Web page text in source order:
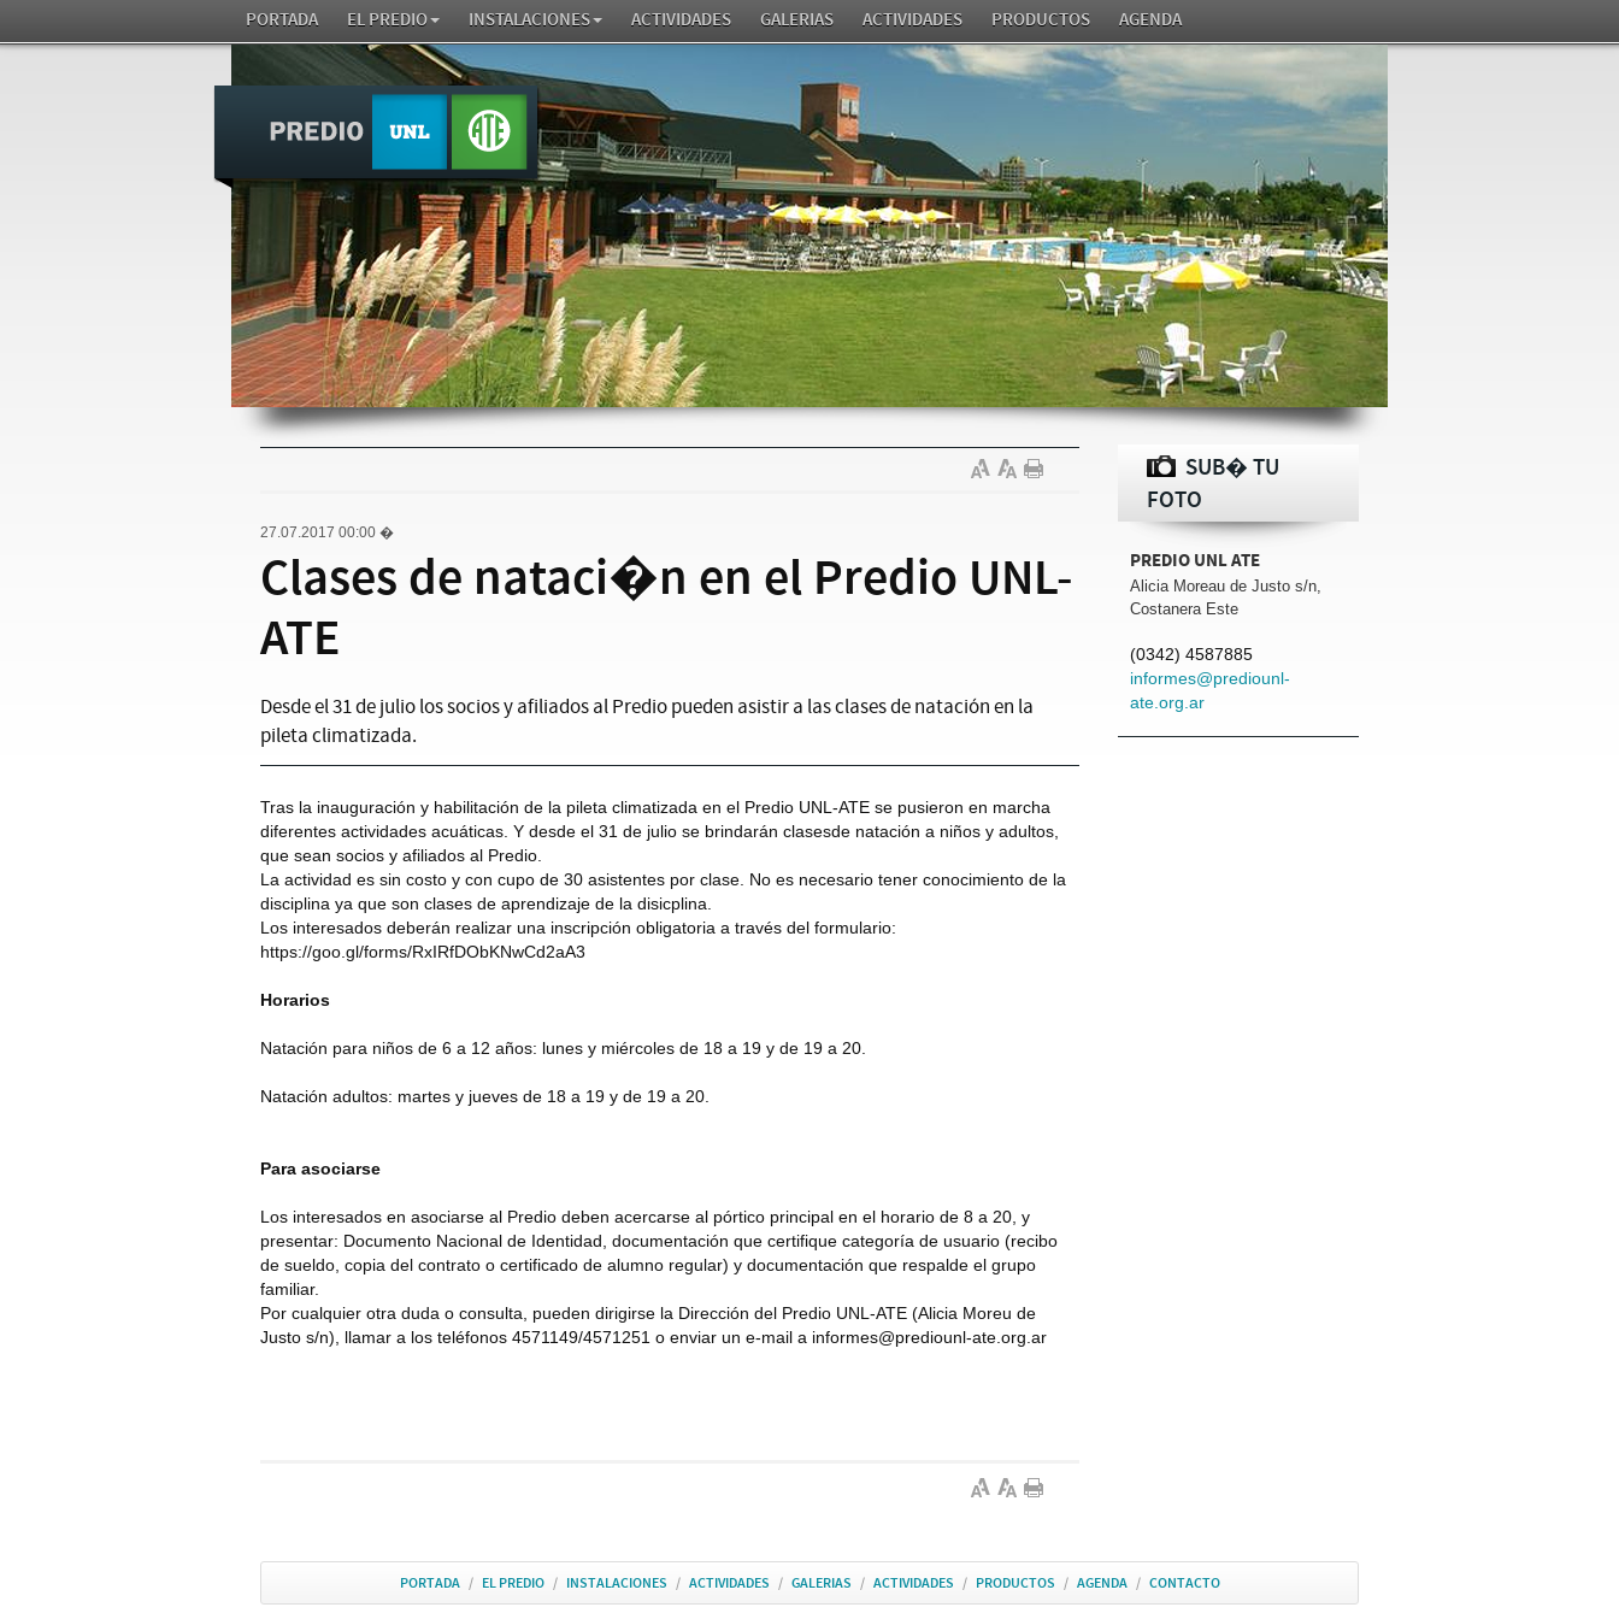
PORTADA EL PREDIO INSTALACIONES ACTIVIDADES GALERIAS ACTIVIDADES PRODUCTOS AGENDA
27.07.2017 00:00 �
Clases de nataci�n en el Predio UNL-
ATE
Desde el 31 de julio los socios y afiliados al Predio pueden asistir a las clases de natación en la
pileta climatizada.
Tras la inauguración y habilitación de la pileta climatizada en el Predio UNL-ATE se pusieron en marcha
diferentes actividades acuáticas. Y desde el 31 de julio se brindarán clasesde natación a niños y adultos,
que sean socios y afiliados al Predio.
La actividad es sin costo y con cupo de 30 asistentes por clase. No es necesario tener conocimiento de la
disciplina ya que son clases de aprendizaje de la disicplina.
Los interesados deberán realizar una inscripción obligatoria a través del formulario:
https://goo.gl/forms/RxIRfDObKNwCd2aA3
Horarios
Natación para niños de 6 a 12 años: lunes y miércoles de 18 a 19 y de 19 a 20.
Natación adultos: martes y jueves de 18 a 19 y de 19 a 20.
Para asociarse
Los interesados en asociarse al Predio deben acercarse al pórtico principal en el horario de 8 a 20, y
presentar: Documento Nacional de Identidad, documentación que certifique categoría de usuario (recibo
de sueldo, copia del contrato o certificado de alumno regular) y documentación que respalde el grupo
familiar.
Por cualquier otra duda o consulta, pueden dirigirse la Dirección del Predio UNL-ATE (Alicia Moreu de
Justo s/n), llamar a los teléfonos 4571149/4571251 o enviar un e-mail a informes@prediounl-ate.org.ar
SUB� TU
FOTO
PREDIO UNL ATE
Alicia Moreau de Justo s/n,
Costanera Este
(0342) 4587885
informes@prediounl-
ate.org.ar
PORTADA / EL PREDIO / INSTALACIONES / ACTIVIDADES / GALERIAS / ACTIVIDADES / PRODUCTOS / AGENDA / CONTACTO